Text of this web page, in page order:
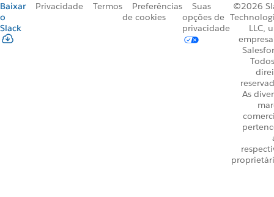
Baixar
o
Slack
Privacidade Termos
Preferências
de cookies
Suas
opções de
privacidade
©2026
LLC,
As